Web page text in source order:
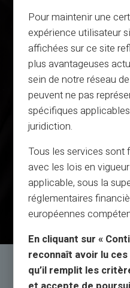
Service
Pour maintenir une
expérience utilisateur
affichées sur ce site
plus avantageuses
sein de notre réseau
peuvent ne pas
spécifiques
juridiction.
Tous les services
avec les lois en
applicable, sous la
réglementaires
européennes
En cliquant sur «
reconnaît avoir lu
qu’il remplit les